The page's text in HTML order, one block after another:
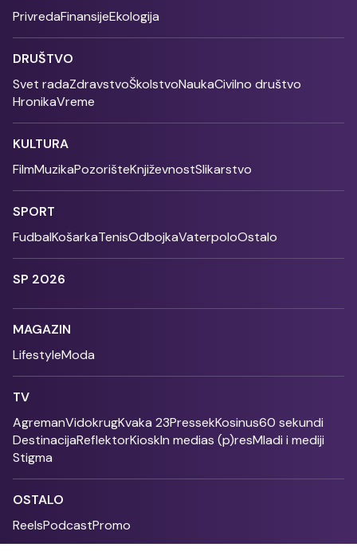
PrivredaFinansijeEkologija
DRUŠTVO
Svet radaZdravstvoŠkolstvoNaukaCivilno društvo
HronikaVreme
KULTURA
FilmMuzikaPozorišteKnjiževnostSlikarstvo
SPORT
FudbalKošarkaTenisOdbojkaVaterpoloOstalo
SP 2026
MAGAZIN
LifestyleModa
TV
AgremanVidokrugKvaka 23PressekKosinus60 sekundi
DestinacijaReflektorKioskIn medias (p)resMladi i mediji
Stigma
OSTALO
ReelsPodcastPromo